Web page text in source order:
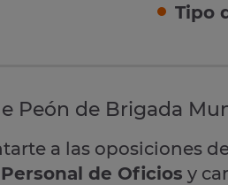
Tipo
Peón de Brigada
a las oposiciones
Personal de Oficios y